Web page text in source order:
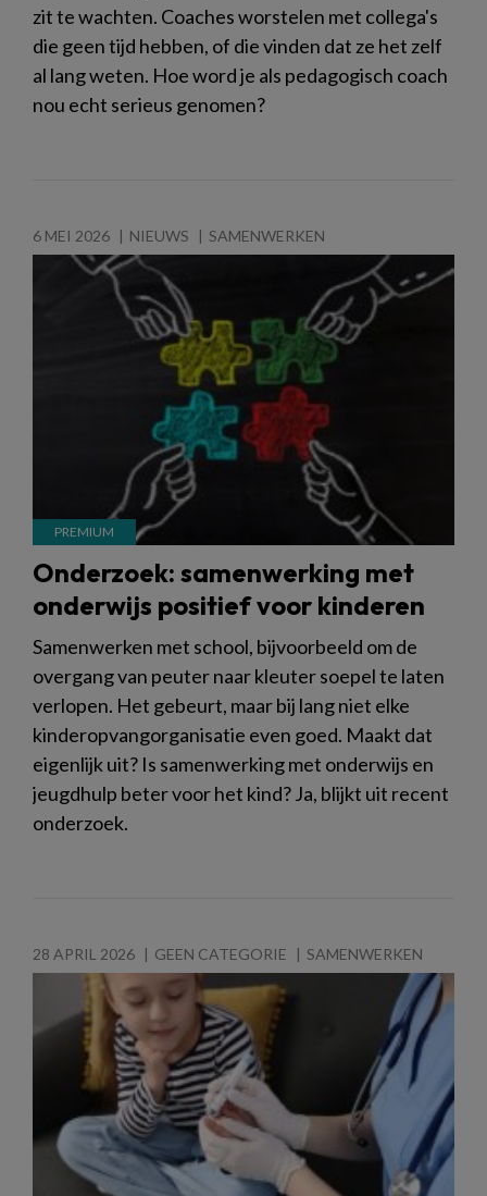
zit te wachten. Coaches worstelen met collega's
die geen tijd hebben, of die vinden dat ze het zelf
al lang weten. Hoe word je als pedagogisch coach
nou echt serieus genomen?
6 MEI 2026 NIEUWS SAMENWERKEN
Onderzoek: samenwerking met
onderwijs positief voor kinderen
Samenwerken met school, bijvoorbeeld om de
overgang van peuter naar kleuter soepel te laten
verlopen. Het gebeurt, maar bij lang niet elke
kinderopvangorganisatie even goed. Maakt dat
eigenlijk uit? Is samenwerking met onderwijs en
jeugdhulp beter voor het kind? Ja, blijkt uit recent
onderzoek.
28 APRIL 2026 GEEN CATEGORIE SAMENWERKEN